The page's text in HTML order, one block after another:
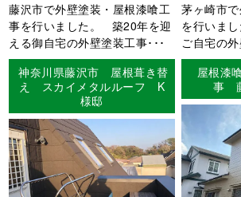
藤沢市で外壁塗装・屋根漆喰工
事を行いました。 築20年を迎
える御自宅の外壁塗装工事･･･
茅ヶ崎市
を行いま
ご自宅の
神奈川県藤沢市 屋根葺き替
え スカイメタルルーフ K
様邸
屋根漆
事